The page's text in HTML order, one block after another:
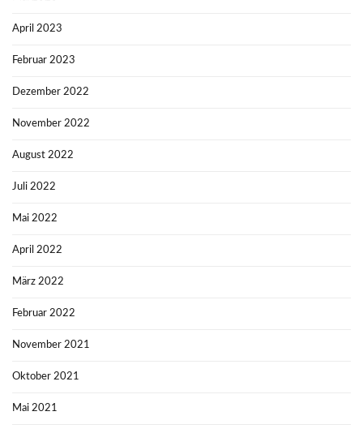
April 2023
Februar 2023
Dezember 2022
November 2022
August 2022
Juli 2022
Mai 2022
April 2022
März 2022
Februar 2022
November 2021
Oktober 2021
Mai 2021